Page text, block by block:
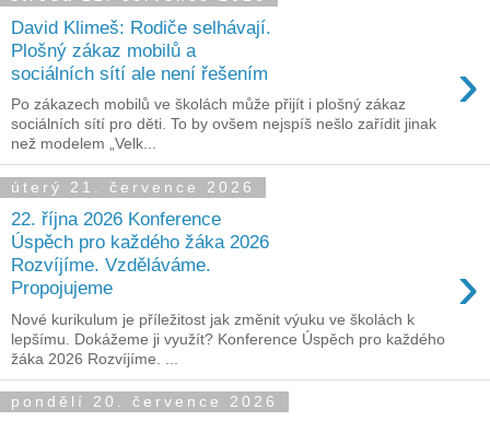
David Klimeš: Rodiče selhávají.
Plošný zákaz mobilů a
sociálních sítí ale není řešením
›
Po zákazech mobilů ve školách může přijít i plošný zákaz
sociálních sítí pro děti. To by ovšem nejspíš nešlo zařídit jinak
než modelem „Velk...
úterý 21. července 2026
22. října 2026 Konference
Úspěch pro každého žáka 2026
Rozvíjíme. Vzděláváme.
Propojujeme
›
Nové kurikulum je příležitost jak změnit výuku ve školách k
lepšímu. Dokážeme ji využít? Konference Úspěch pro každého
žáka 2026 Rozvíjíme. ...
pondělí 20. července 2026